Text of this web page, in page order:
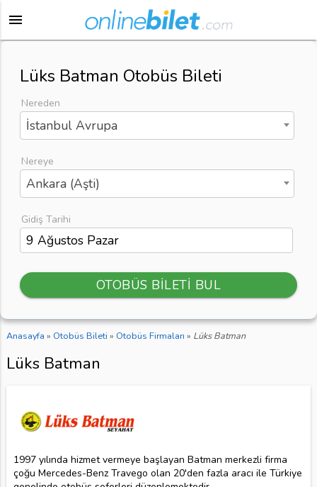
menu
Lüks Batman Otobüs Bileti
Nereden
İstanbul Avrupa
Nereye
Ankara (Aşti)
Gidiş Tarihi
OTOBÜS BİLETİ BUL
Anasayfa » Otobüs Bileti » Otobüs Firmaları » Lüks Batman
Lüks Batman
1997 yılında hizmet vermeye başlayan Batman merkezli firma
çoğu Mercedes-Benz Travego olan 20'den fazla aracı ile Türkiye